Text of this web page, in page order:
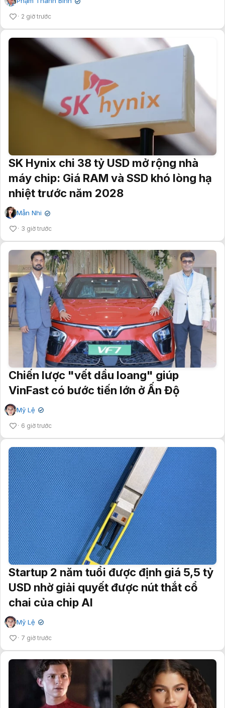
✔
2 giờ trước
SK Hynix chi 38 tỷ USD mở rộng nhà
máy chip: Giá RAM và SSD khó lòng hạ
nhiệt trước năm 2028
Mẫn Nhi ✔
3 giờ trước
Chiến lược "vết dầu loang" giúp
VinFast có bước tiến lớn ở Ấn Độ
Mỹ Lệ ✔
6 giờ trước
Startup 2 năm tuổi được định giá 5,5 tỷ
USD nhờ giải quyết được nút thắt cổ
chai của chip AI
Mỹ Lệ ✔
7 giờ trước